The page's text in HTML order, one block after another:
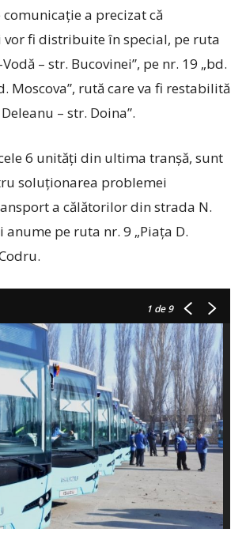
a precizat că
fi distribuite în special, pe ruta
– str. Bucovinei”, pe nr. 19 „bd.
Moscova”, rută care va fi restabilită
– str. Doina”.
6 unități din ultima tranșă, sunt
soluționarea problemei
a călătorilor din strada N.
anume pe ruta nr. 9 „Piața D.
1 de 9